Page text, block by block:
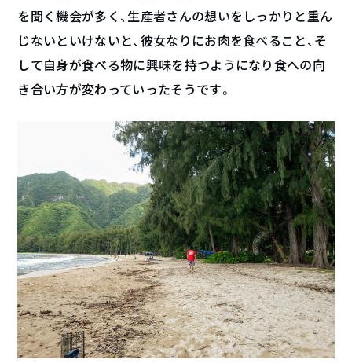
を聞く機会が多く、生産者さんの想いをしっかりと重ん
じないといけないと、彼女なりにお肉を食べること、そ
して自身が食べる物に興味を持つようになり食への向
き合い方が変わっていったそうです。